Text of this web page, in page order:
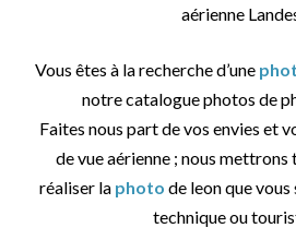
aérienne
Vous êtes à la recherche d’une
notre catalogue photos de
Faites nous part de vos envies et
de vue aérienne ; nous
réaliser la photo de leon que vous
technique ou